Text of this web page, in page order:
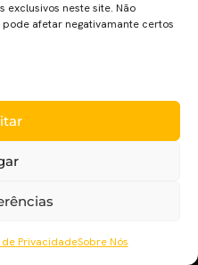
exclusivos neste site. Não
afetar negativamante certos
PrivacidadeSobre Nós
por Honor Swinton
e Tilda Swinton (Doutor
screening especial do seu
que esta realizadora
(2007) conta-nos